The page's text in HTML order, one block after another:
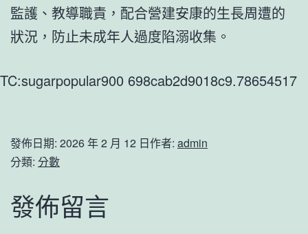
監護、教導職責，配合營建安康的生長周遭的
狀況，防止未成年人過度陷溺收集。
TC:sugarpopular900 698cab2d9018c9.78654517
發佈日期: 2026 年 2 月 12 日作者: admin
分類: 分數
發佈留言